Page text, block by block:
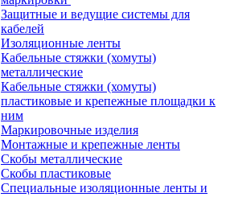
Защитные и ведущие системы для
кабелей
Изоляционные ленты
Кабельные стяжки (хомуты)
металлические
Кабельные стяжки (хомуты)
пластиковые и крепежные площадки к
ним
Маркировочные изделия
Монтажные и крепежные ленты
Скобы металлические
Скобы пластиковые
Специальные изоляционные ленты и